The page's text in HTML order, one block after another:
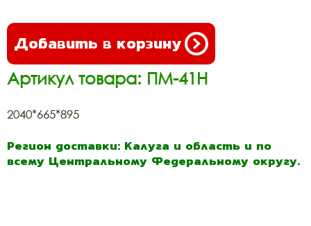
Добавить в корзину
Артикул товара: ПМ-41Н
2040*665*895
Регион доставки: Калуга и область и по
всему Центральному Федеральному округу.